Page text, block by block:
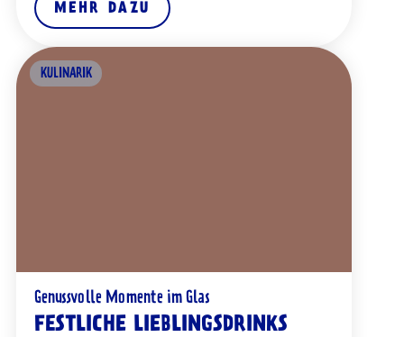
MEHR DAZU
KULINARIK
Genussvolle Momente im Glas
FESTLICHE LIEBLINGSDRINKS